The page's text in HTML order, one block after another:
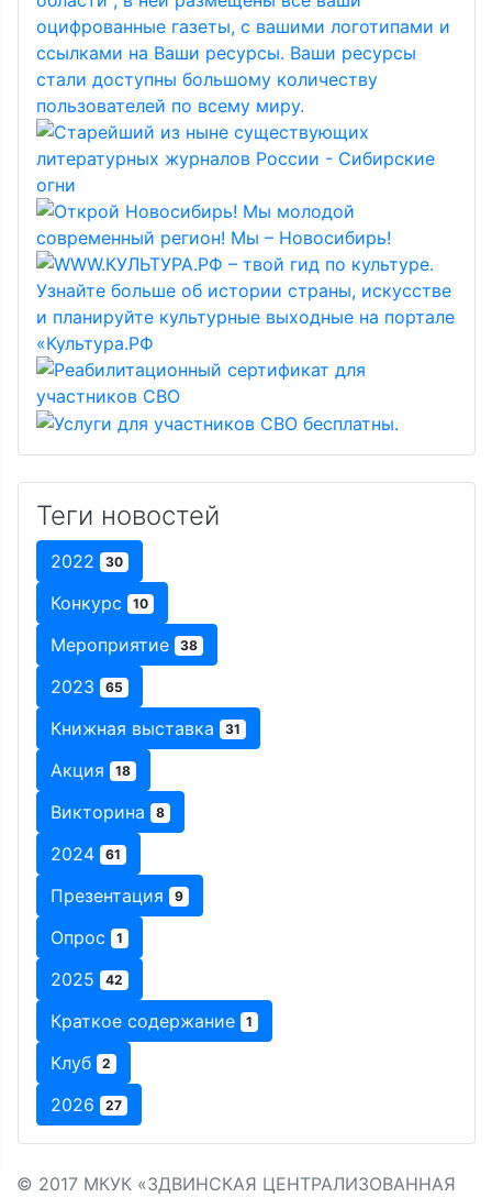
Теги новостей
2022 30
Конкурс 10
Мероприятие 38
2023 65
Книжная выставка 31
Акция 18
Викторина 8
2024 61
Презентация 9
Опрос 1
2025 42
Краткое содержание 1
Клуб 2
2026 27
© 2017 МКУК «ЗДВИНСКАЯ ЦЕНТРАЛИЗОВАННАЯ